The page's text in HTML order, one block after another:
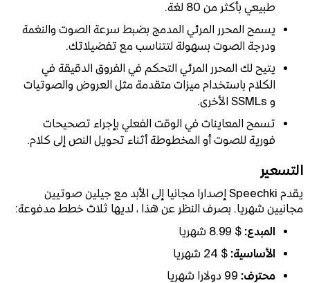
طبيعي بأكثر من 80 لغة.
يسمح المحرر المرئي المدمج بضبط سرعة الصوت والنغمة
ودرجة الصوت بسهولة لتتناسب مع تفضيلاتك.
يتيح لك المحرر المرئي التحكم في الفروق الدقيقة في
الكلام باستخدام ميزات متقدمة مثل العروض والصوتيات
و SSMLs الأخرى.
تسمح المعاينات في الوقت الفعلي بإجراء تصحيحات
فورية للصوت أو المخطوطة أثناء تحويل النص إلى كلام.
التسعير
يقدم Speechki إصدارا مجانيا إلى الأبد مع جيلين صوتيين
مجانيين شهريا. بصرف النظر عن هذا ، لديها ثلاث خطط مدفوعة:
المبدع:$ 8.99 شهريا
الأساسية:$ 24 شهريا
محترف:99 دولارا شهريا